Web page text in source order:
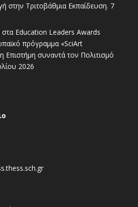
στην Τριτοβάθμια Εκπαίδευση. 7
Education Leaders Awards
πρόγραμμα «SciArt
Επιστήμη συναντά τον Πολιτισμό
2026